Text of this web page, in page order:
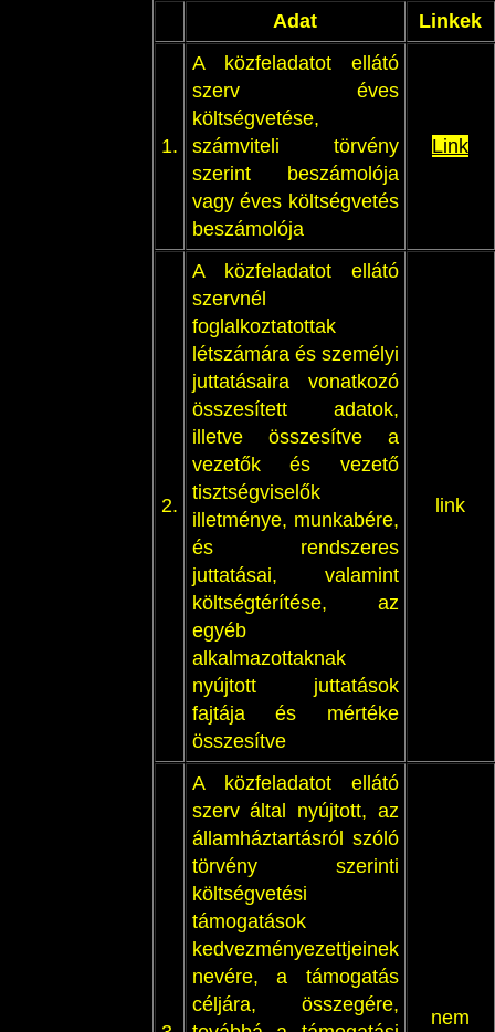
Adat Linkek
1.
A közfeladatot ellátó
szerv éves
költségvetése,
számviteli törvény
szerint beszámolója
vagy éves költségvetés
beszámolója
Link
2.
A közfeladatot ellátó
szervnél
foglalkoztatottak
létszámára és személyi
juttatásaira vonatkozó
összesített adatok,
illetve összesítve a
vezetők és vezető
tisztségviselők
illetménye, munkabére,
és rendszeres
juttatásai, valamint
költségtérítése, az
egyéb
alkalmazottaknak
nyújtott juttatások
fajtája és mértéke
összesítve
link
A közfeladatot ellátó
szerv által nyújtott, az
államháztartásról szóló
törvény szerinti
költségvetési
támogatások
kedvezményezettjeinek
nevére, a támogatás
céljára, összegére,
nem